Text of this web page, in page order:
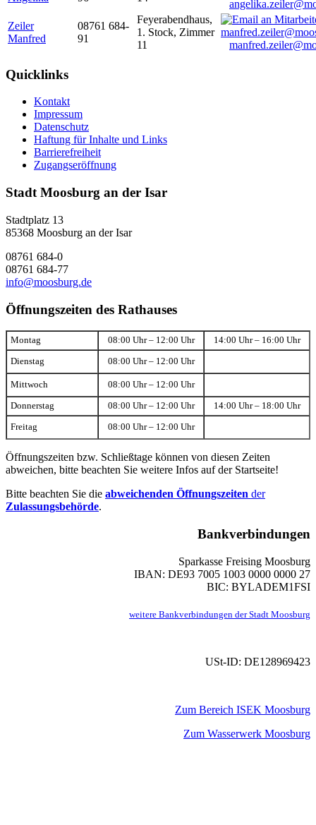
Zeiler
Manfred
08761 684-
91
Feyerabendhaus,
1. Stock, Zimmer
11
Quicklinks
Kontakt
Impressum
Datenschutz
Haftung für Inhalte und Links
Barrierefreiheit
Zugangseröffnung
Stadt Moosburg an der Isar
Stadtplatz 13
85368 Moosburg an der Isar
08761 684-0
08761 684-77
info@moosburg.de
Öffnungszeiten des Rathauses
Montag 08:00 Uhr – 12:00 Uhr 14:00 Uhr – 16:00 Uhr
Dienstag 08:00 Uhr – 12:00 Uhr
Mittwoch 08:00 Uhr – 12:00 Uhr
Donnerstag 08:00 Uhr – 12:00 Uhr 14:00 Uhr – 18:00 Uhr
Freitag 08:00 Uhr – 12:00 Uhr
Öffnungszeiten bzw. Schließtage können von diesen Zeiten
abweichen, bitte beachten Sie weitere Infos auf der Startseite!
Bitte beachten Sie die abweichenden Öffnungszeiten der
Zulassungsbehörde.
Bankverbindungen
Sparkasse Freising Moosburg
IBAN: DE93 7005 1003 0000 0000 27
BIC: BYLADEM1FSI
weitere Bankverbindungen der Stadt Moosburg
USt-ID: DE128969423
Zum Bereich ISEK Moosburg
Zum Wasserwerk Moosburg